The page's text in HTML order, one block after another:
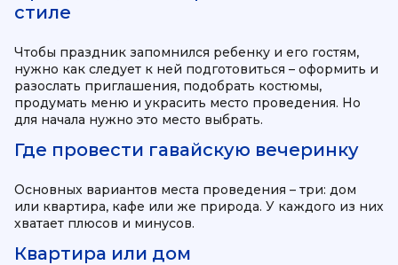
стиле
Чтобы праздник запомнился ребенку и его гостям,
нужно как следует к ней подготовиться – оформить и
разослать приглашения, подобрать костюмы,
продумать меню и украсить место проведения. Но
для начала нужно это место выбрать.
Где провести гавайскую вечеринку
Основных вариантов места проведения – три: дом
или квартира, кафе или же природа. У каждого из них
хватает плюсов и минусов.
Квартира или дом